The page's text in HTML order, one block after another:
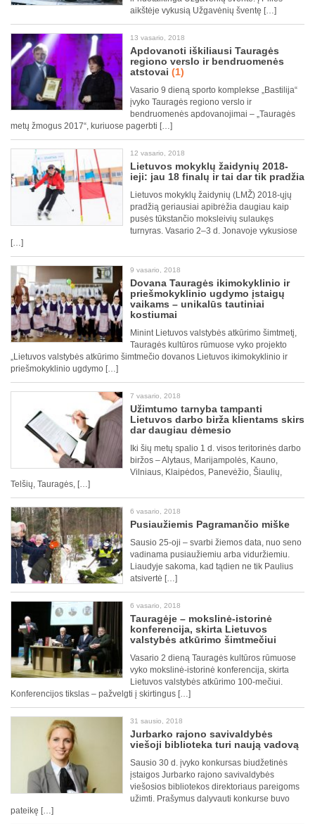
aikštėje vykusią Užgavėnių šventę […]
13 vasario, 2018
Apdovanoti iškiliausi Tauragės
regiono verslo ir bendruomenės
atstovai (1)
Vasario 9 dieną sporto komplekse „Bastilija“
įvyko Tauragės regiono verslo ir
bendruomenės apdovanojimai – „Tauragės
metų žmogus 2017“, kuriuose pagerbti […]
12 vasario, 2018
Lietuvos mokyklų žaidynių 2018-
ieji: jau 18 finalų ir tai dar tik pradžia
Lietuvos mokyklų žaidynių (LMŽ) 2018-ųjų
pradžią geriausiai apibrėžia daugiau kaip
pusės tūkstančio moksleivių sulaukęs
turnyras. Vasario 2–3 d. Jonavoje vykusiose
[…]
9 vasario, 2018
Dovana Tauragės ikimokyklinio ir
priešmokyklinio ugdymo įstaigų
vaikams – unikalūs tautiniai
kostiumai
Minint Lietuvos valstybės atkūrimo šimtmetį,
Tauragės kultūros rūmuose vyko projekto
„Lietuvos valstybės atkūrimo šimtmečio dovanos Lietuvos ikimokyklinio ir
priešmokyklinio ugdymo […]
7 vasario, 2018
Užimtumo tarnyba tampanti
Lietuvos darbo birža klientams skirs
dar daugiau dėmesio
Iki šių metų spalio 1 d. visos teritorinės darbo
biržos – Alytaus, Marijampolės, Kauno,
Vilniaus, Klaipėdos, Panevėžio, Šiaulių,
Telšių, Tauragės, […]
6 vasario, 2018
Pusiaužiemis Pagramančio miške
Sausio 25-oji – svarbi žiemos data, nuo seno
vadinama pusiaužiemiu arba viduržiemiu.
Liaudyje sakoma, kad tądien ne tik Paulius
atsivertė […]
6 vasario, 2018
Tauragėje – mokslinė-istorinė
konferencija, skirta Lietuvos
valstybės atkūrimo šimtmečiui
Vasario 2 dieną Tauragės kultūros rūmuose
vyko mokslinė-istorinė konferencija, skirta
Lietuvos valstybės atkūrimo 100-mečiui.
Konferencijos tikslas – pažvelgti į skirtingus […]
31 sausio, 2018
Jurbarko rajono savivaldybės
viešoji biblioteka turi naują vadovą
Sausio 30 d. įvyko konkursas biudžetinės
įstaigos Jurbarko rajono savivaldybės
viešosios bibliotekos direktoriaus pareigoms
užimti. Prašymus dalyvauti konkurse buvo
pateikę […]